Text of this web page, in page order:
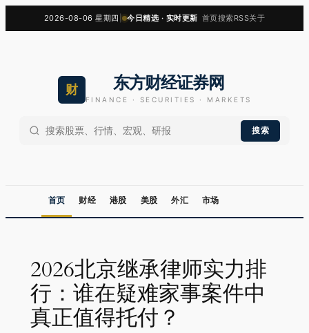
至
2026-08-06 星期四 | 今日精选 · 实时更新 首页搜索RSS关于
财 东方财经证券网
FINANCE · SECURITIES · MARKETS
搜索
首页 财经 港股 美股 外汇 市场
2026北京继承律师实力排
行：谁在疑难家事案件中
真正值得托付？